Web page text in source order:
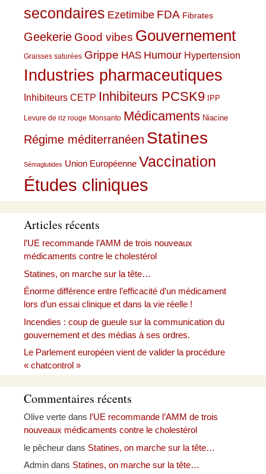
secondaires Ezetimibe FDA Fibrates
Geekerie Good vibes Gouvernement
Graisses saturées Grippe HAS Humour Hypertension
Industries pharmaceutiques
Inhibiteurs CETP Inhibiteurs PCSK9 IPP
Levure de riz rouge Monsanto Médicaments Niacine
Régime méditerranéen Statines
Sémaglutides Union Européenne Vaccination
Études cliniques
Articles récents
l’UE recommande l’AMM de trois nouveaux
médicaments contre le cholestérol
Statines, on marche sur la tête…
Énorme différence entre l’efficacité d’un médicament
lors d’un essai clinique et dans la vie réelle !
Incendies : coup de gueule sur la communication du
gouvernement et des médias à ses ordres.
Le Parlement européen vient de valider la procédure
« chatcontrol »
Commentaires récents
Olive verte dans l’UE recommande l’AMM de trois
nouveaux médicaments contre le cholestérol
le pêcheur dans Statines, on marche sur la tête…
Admin dans Statines, on marche sur la tête…